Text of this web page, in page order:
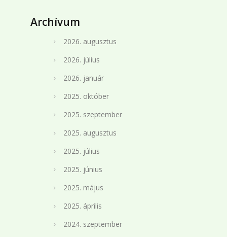
Archívum
2026. augusztus
2026. július
2026. január
2025. október
2025. szeptember
2025. augusztus
2025. július
2025. június
2025. május
2025. április
2024. szeptember